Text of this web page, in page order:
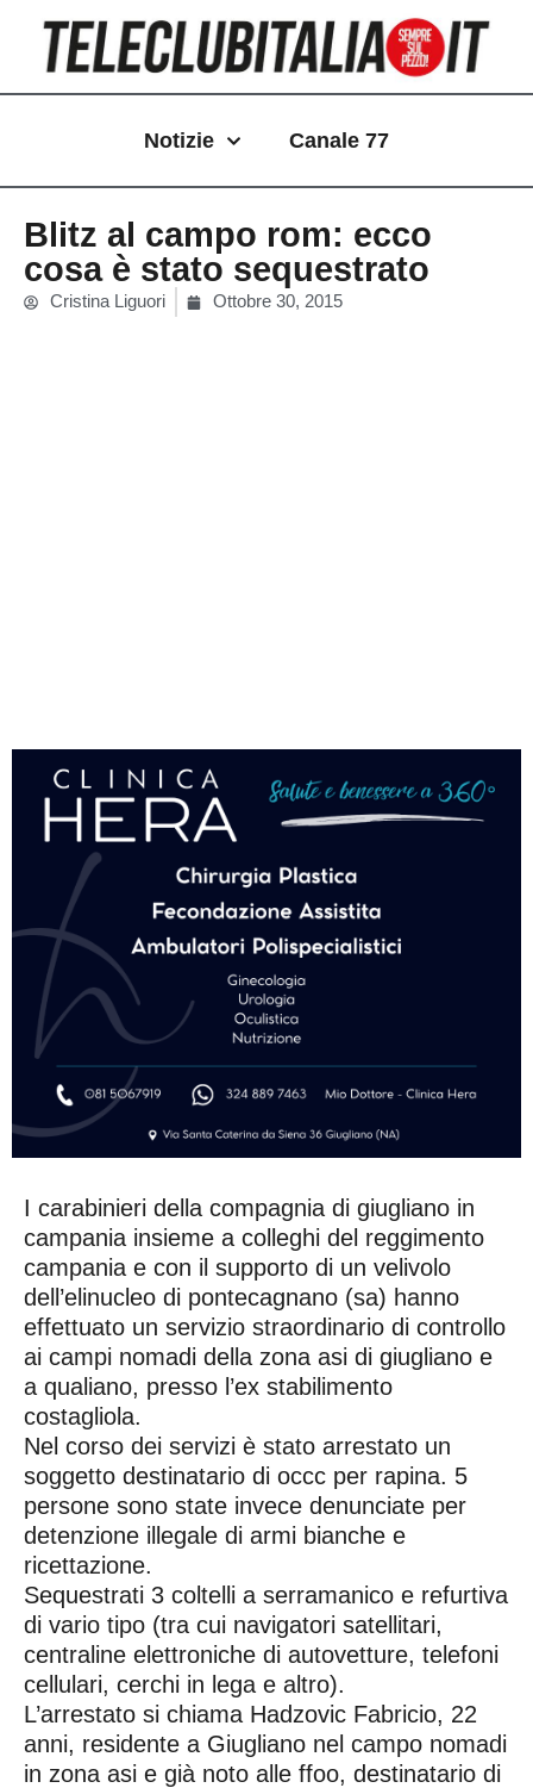
contenuto
Notizie Canale 77
Blitz al campo rom: ecco
cosa è stato sequestrato
Cristina Liguori Ottobre 30, 2015
I carabinieri della compagnia di giugliano in
campania insieme a colleghi del reggimento
campania e con il supporto di un velivolo
dell’elinucleo di pontecagnano (sa) hanno
effettuato un servizio straordinario di controllo
ai campi nomadi della zona asi di giugliano e
a qualiano, presso l’ex stabilimento
costagliola.
Nel corso dei servizi è stato arrestato un
soggetto destinatario di occc per rapina. 5
persone sono state invece denunciate per
detenzione illegale di armi bianche e
ricettazione.
Sequestrati 3 coltelli a serramanico e refurtiva
di vario tipo (tra cui navigatori satellitari,
centraline elettroniche di autovetture, telefoni
cellulari, cerchi in lega e altro).
L’arrestato si chiama Hadzovic Fabricio, 22
anni, residente a Giugliano nel campo nomadi
in zona asi e già noto alle ffoo, destinatario di